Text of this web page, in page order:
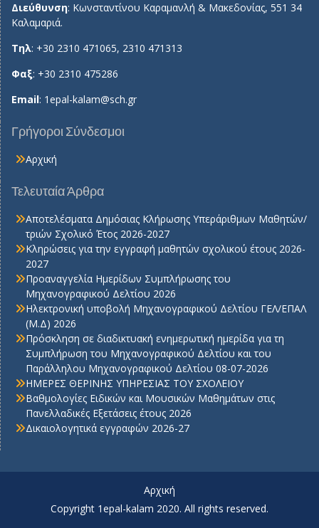
Διεύθυνση: Κωνσταντίνου Καραμανλή & Μακεδονίας, 551 34
Καλαμαριά.
Τηλ: +30 2310 471065, 2310 471313
Φαξ: +30 2310 475286
Email: 1epal-kalam@sch.gr
Γρήγοροι Σύνδεσμοι
Αρχική
Τελευταία Άρθρα
Αποτελέσματα Δημόσιας Κλήρωσης Υπεράριθμων Μαθητών/
τριών Σχολικό Έτος 2026-2027
Κληρώσεις για την εγγραφή μαθητών σχολικού έτους 2026-
2027
Προαναγγελία Ημερίδων Συμπλήρωσης του
Μηχανογραφικού Δελτίου 2026
Ηλεκτρονική υποβολή Μηχανογραφικού Δελτίου ΓΕΛ/ΕΠΑΛ
(Μ.Δ) 2026
Πρόσκληση σε διαδικτυακή ενημερωτική ημερίδα για τη
Συμπλήρωση του Μηχανογραφικού Δελτίου και του
Παράλληλου Μηχανογραφικού Δελτίου 08-07-2026
ΗΜΕΡΕΣ ΘΕΡΙΝΗΣ ΥΠΗΡΕΣΙΑΣ ΤΟΥ ΣΧΟΛΕΙΟΥ
Βαθμολογίες Ειδικών και Μουσικών Μαθημάτων στις
Πανελλαδικές Εξετάσεις έτους 2026
Δικαιολογητικά εγγραφών 2026-27
Αρχική
Copyright 1epal-kalam 2020. All rights reserved.